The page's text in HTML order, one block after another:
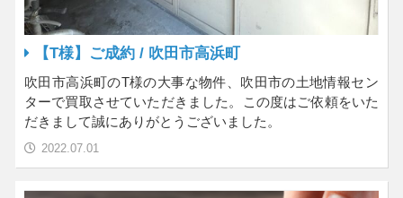
【T様】ご成約 / 吹田市高浜町
吹田市高浜町のT様の大事な物件、吹田市の土地情報セン
ターで買取させていただきました。この度はご依頼をいた
だきまして誠にありがとうございました。
2022.07.01